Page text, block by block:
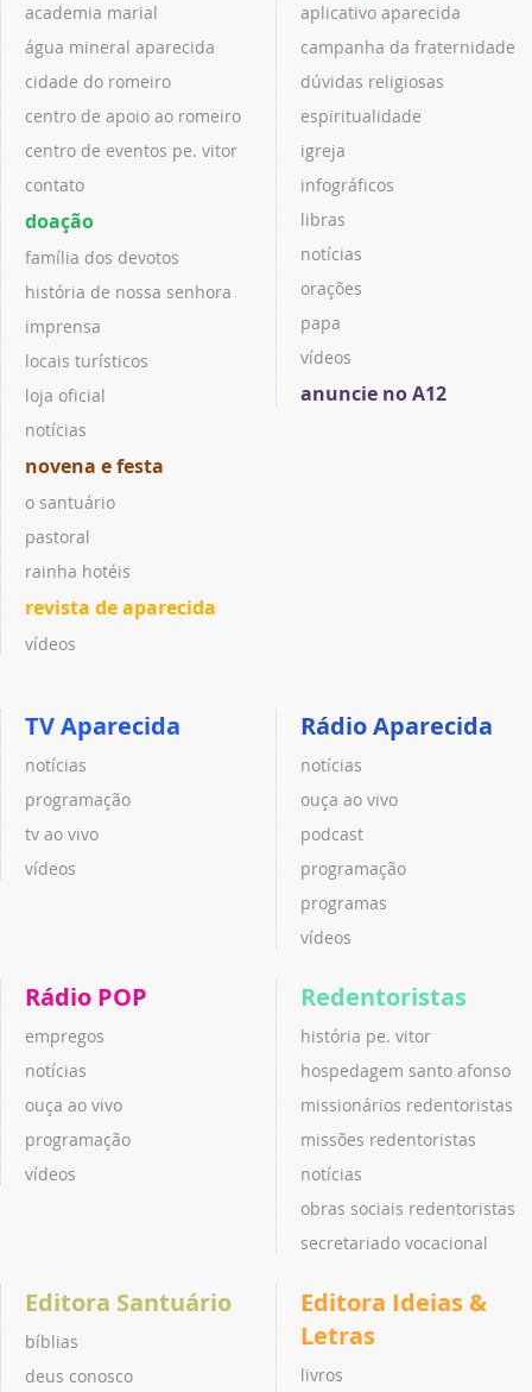
academia marial
água mineral aparecida
cidade do romeiro
centro de apoio ao romeiro
centro de eventos pe. vitor
contato
doação
família dos devotos
história de nossa senhora
imprensa
locais turísticos
loja oficial
notícias
novena e festa
o santuário
pastoral
rainha hotéis
revista de aparecida
vídeos
aplicativo aparecida
campanha da fraternidade
dúvidas religiosas
espiritualidade
igreja
infográficos
libras
notícias
orações
papa
vídeos
anuncie no A12
TV Aparecida
notícias
programação
tv ao vivo
vídeos
Rádio Aparecida
notícias
ouça ao vivo
podcast
programação
programas
vídeos
Rádio POP
empregos
notícias
ouça ao vivo
programação
vídeos
Redentoristas
história pe. vitor
hospedagem santo afonso
missionários redentoristas
missões redentoristas
notícias
obras sociais redentoristas
secretariado vocacional
Editora Santuário
bíblias
deus conosco
Editora Ideias &
Letras
livros